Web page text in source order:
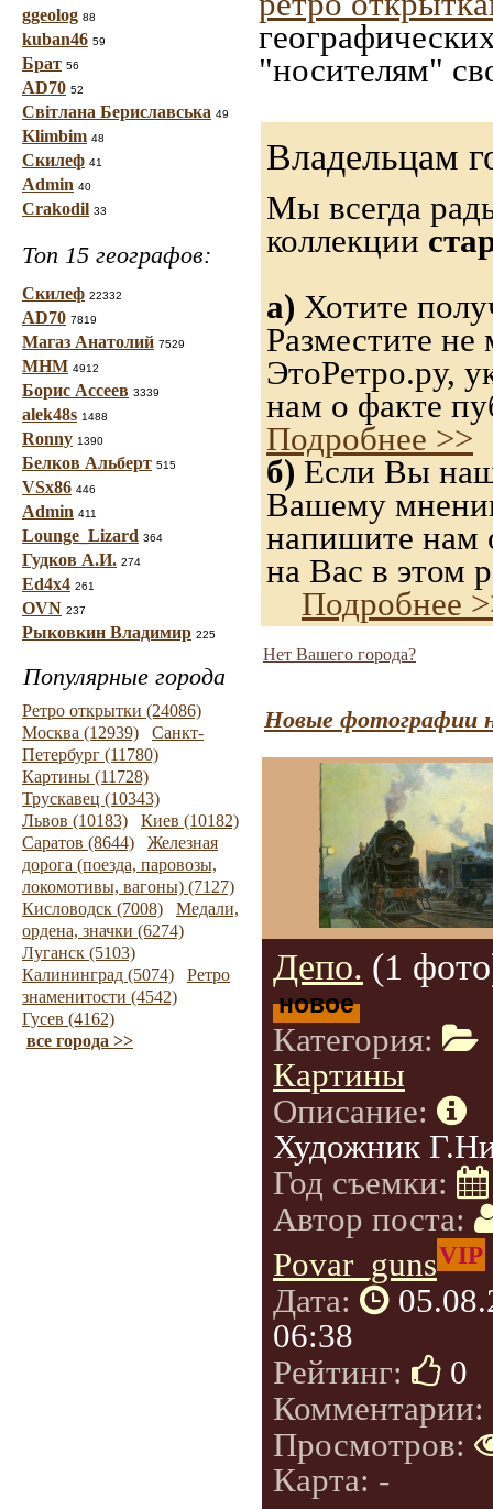
ggeolog 88
kuban46 59
Брат 56
AD70 52
Світлана Бериславська 49
Klimbim 48
Скилеф 41
Admin 40
Crakodil 33
Топ 15 географов:
Скилеф 22332
AD70 7819
Магаз Анатолий 7529
МНМ 4912
Борис Ассеев 3339
alek48s 1488
Ronny 1390
Белков Альберт 515
VSx86 446
Admin 411
Lounge_Lizard 364
Гудков А.И. 274
Ed4x4 261
OVN 237
Рыковкин Владимир 225
Популярные города
Ретро открытки (24086)
Москва (12939)
Санкт-
Петербург (11780)
Картины (11728)
Трускавец (10343)
Львов (10183)
Киев (10182)
Саратов (8644)
Железная
дорога (поезда, паровозы,
локомотивы, вагоны) (7127)
Кисловодск (7008)
Медали,
ордена, значки (6274)
Луганск (5103)
Калининград (5074)
Ретро
знаменитости (4542)
Гусев (4162)
все города >>
"носителям"
Владельцам
Мы всегда
коллекции
а) Хотите
Разместите
ЭтоРетро.ру,
нам о факте
Подробнее >>
б) Если Вы
Вашему
напишите нам
на Вас в этом
Подробнее
Нет Вашего города?
Новые фотографии
Депо. (1
новое
Категория:
Картины
Описание:
Художник
Год съемки:
Автор поста:
Povar_gunsVIP
Дата:
06:38
Рейтинг:
0
Комментарии:
Просмотров:
Карта: -